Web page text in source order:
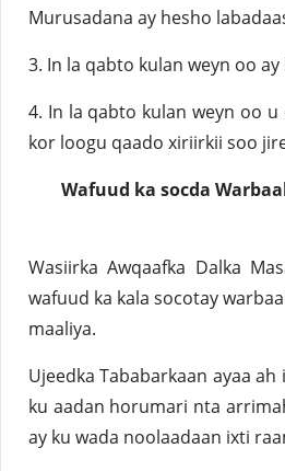
Murusadana ay hesho
3. In la qabto kulan weyn oo
4. In la qabto kulan weyn oo
kor loogu qaado xiriirkii soo
Wafuud ka socda
Wasiirka Awqaafka Dalka
wafuud ka kala socotay
maaliya.
Ujeedka Tababarkaan ayaa
ku aadan horumari nta
ay ku wada noolaadaan ixti